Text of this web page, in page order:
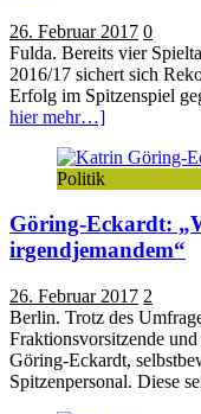
26. Februar 2017 0
Fulda. Bereits vier
2016/17 sichert sich
Erfolg im Spitzenspiel
hier mehr…]
Politik
Göring-Eckardt:
irgendjemandem“
26. Februar 2017 2
Berlin. Trotz des
Fraktionsvorsitzende
Göring-Eckardt,
Spitzenpersonal. Diese